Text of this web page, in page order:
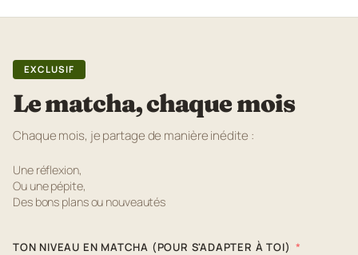
EXCLUSIF
Le matcha, chaque mois
Chaque mois, je partage de manière inédite :
Une réflexion,
Ou une pépite,
Des bons plans ou nouveautés
TON NIVEAU EN MATCHA (POUR S'ADAPTER À TOI)